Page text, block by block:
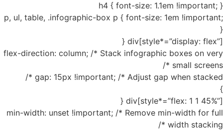
h4 { font-size: 1.1em !important; }
p, ul, table, .infographic-box p { font-size: 1em !important;
}
div[style*=”display: flex”] {
flex-direction: column; /* Stack infographic boxes on very
small screens */
gap: 15px !important; /* Adjust gap when stacked */
}
div[style*=”flex: 1 1 45%”] {
min-width: unset !important; /* Remove min-width for full
width stacking */